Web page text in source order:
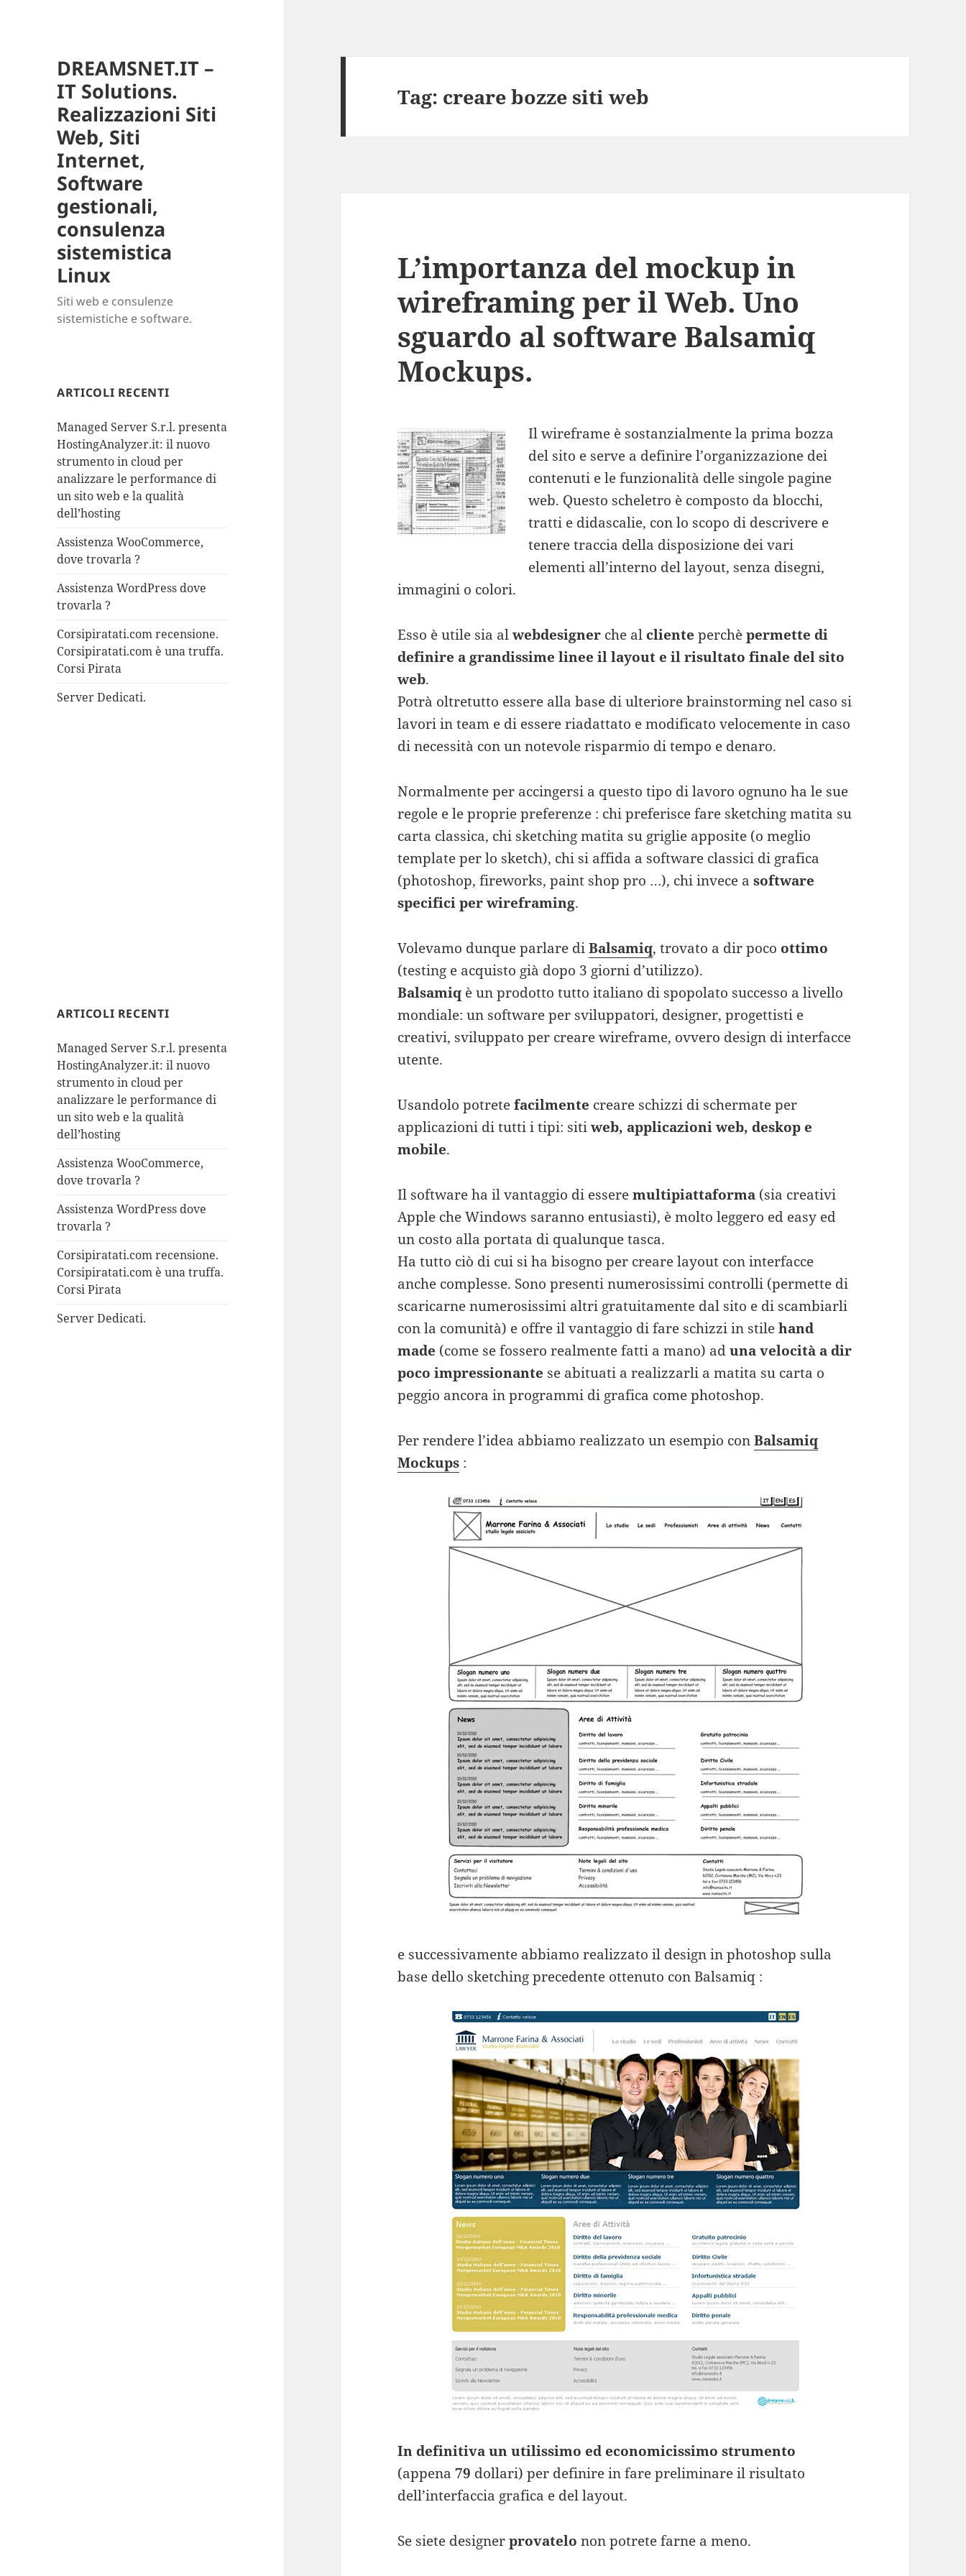
DREAMSNET.IT –
IT Solutions.
Realizzazioni Siti
Web, Siti
Internet,
Software
gestionali,
consulenza
sistemistica
Linux
Siti web e consulenze
sistemistiche e software.
ARTICOLI RECENTI
Managed Server S.r.l. presenta
HostingAnalyzer.it: il nuovo
strumento in cloud per
analizzare le performance di
un sito web e la qualità
dell’hosting
Assistenza WooCommerce,
dove trovarla ?
Assistenza WordPress dove
trovarla ?
Corsipiratati.com recensione.
Corsipiratati.com è una truffa.
Corsi Pirata
Server Dedicati.
ARTICOLI RECENTI
Managed Server S.r.l. presenta
HostingAnalyzer.it: il nuovo
strumento in cloud per
analizzare le performance di
un sito web e la qualità
dell’hosting
Assistenza WooCommerce,
dove trovarla ?
Assistenza WordPress dove
trovarla ?
Corsipiratati.com recensione.
Corsipiratati.com è una truffa.
Corsi Pirata
Server Dedicati.
Tag: creare bozze siti web
L’importanza del mockup in
wireframing per il Web. Uno
sguardo al software Balsamiq
Mockups.
Il wireframe è sostanzialmente la prima bozza
del sito e serve a definire l’organizzazione dei
contenuti e le funzionalità delle singole pagine
web. Questo scheletro è composto da blocchi,
tratti e didascalie, con lo scopo di descrivere e
tenere traccia della disposizione dei vari
elementi all’interno del layout, senza disegni,
immagini o colori.
Esso è utile sia alwebdesigner che al cliente perchèpermette di
definire a grandissime linee il layout e il risultato finale del sito
web.
Potrà oltretutto essere alla base di ulteriore brainstorming nel caso si
lavori in team e di essere riadattato e modificato velocemente in caso
di necessità con un notevole risparmio di tempo e denaro.
Normalmente per accingersi a questo tipo di lavoro ognuno ha le sue
regole e le proprie preferenze : chi preferisce fare sketching matita su
carta classica, chi sketching matita su griglie apposite (o meglio
template per lo sketch), chi si affida a software classici di grafica
(photoshop, fireworks, paint shop pro …), chi invece asoftware
specifici per wireframing.
Volevamo dunque parlare diBalsamiq, trovato a dir poco ottimo
(testing e acquisto già dopo 3 giorni d’utilizzo).
Balsamiq è un prodotto tutto italiano di spopolato successo a livello
mondiale: un software per sviluppatori, designer, progettisti e
creativi, sviluppato per creare wireframe, ovvero design di interfacce
utente.
Usandolo potretefacilmente creare schizzi di schermate per
applicazioni di tutti i tipi: sitiweb, applicazioni web, deskop e
mobile.
Il software ha il vantaggio di esseremultipiattaforma (sia creativi
Apple che Windows saranno entusiasti), è molto leggero ed easy ed
un costo alla portata di qualunque tasca.
Ha tutto ciò di cui si ha bisogno per creare layout con interfacce
anche complesse. Sono presenti numerosissimi controlli (permette di
scaricarne numerosissimi altri gratuitamente dal sito e di scambiarli
con la comunità) e offre il vantaggio di fare schizzi in stilehand
made (come se fossero realmente fatti a mano) aduna velocità a dir
poco impressionante se abituati a realizzarli a matita su carta o
peggio ancora in programmi di grafica come photoshop.
Per rendere l’idea abbiamo realizzato un esempio conBalsamiq
Mockups :
e successivamente abbiamo realizzato il design in photoshop sulla
base dello sketching precedente ottenuto con Balsamiq :
In definitiva un utilissimo ed economicissimo strumento
(appena79 dollari) per definire in fare preliminare il risultato
dell’interfaccia grafica e del layout.
Se siete designerprovatelo non potrete farne a meno.